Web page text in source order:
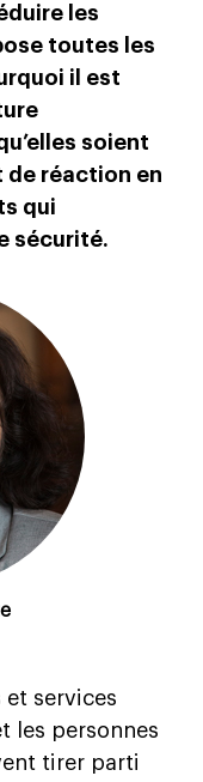
les
toutes les
il est
soient
de réaction en
qui
sécurité.
et services
les personnes
tirer parti